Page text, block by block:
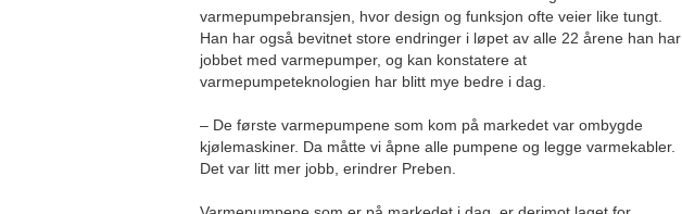
varmepumpebransjen, hvor design og funksjon ofte veier like tungt.
Han har også bevitnet store endringer i løpet av alle 22 årene han har
jobbet med varmepumper, og kan konstatere at
varmepumpeteknologien har blitt mye bedre i dag.
– De første varmepumpene som kom på markedet var ombygde
kjølemaskiner. Da måtte vi åpne alle pumpene og legge varmekabler.
Det var litt mer jobb, erindrer Preben.